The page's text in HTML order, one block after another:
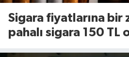
Sigara fiyatlarına bir
pahalı sigara 150 TL